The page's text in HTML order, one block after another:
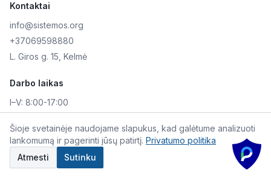
Kontaktai
info@sistemos.org
+37069598880
L. Giros g. 15, Kelmė
Darbo laikas
I–V: 8:00-17:00
© 2026 Skaitmeninė AKIS. Visos teisės saugomos.
Šioje svetainėje naudojame slapukus, kad galėtume analizuoti
lankomumą ir pagerinti jūsų patirtį. Privatumo politika
Atmesti
Sutinku